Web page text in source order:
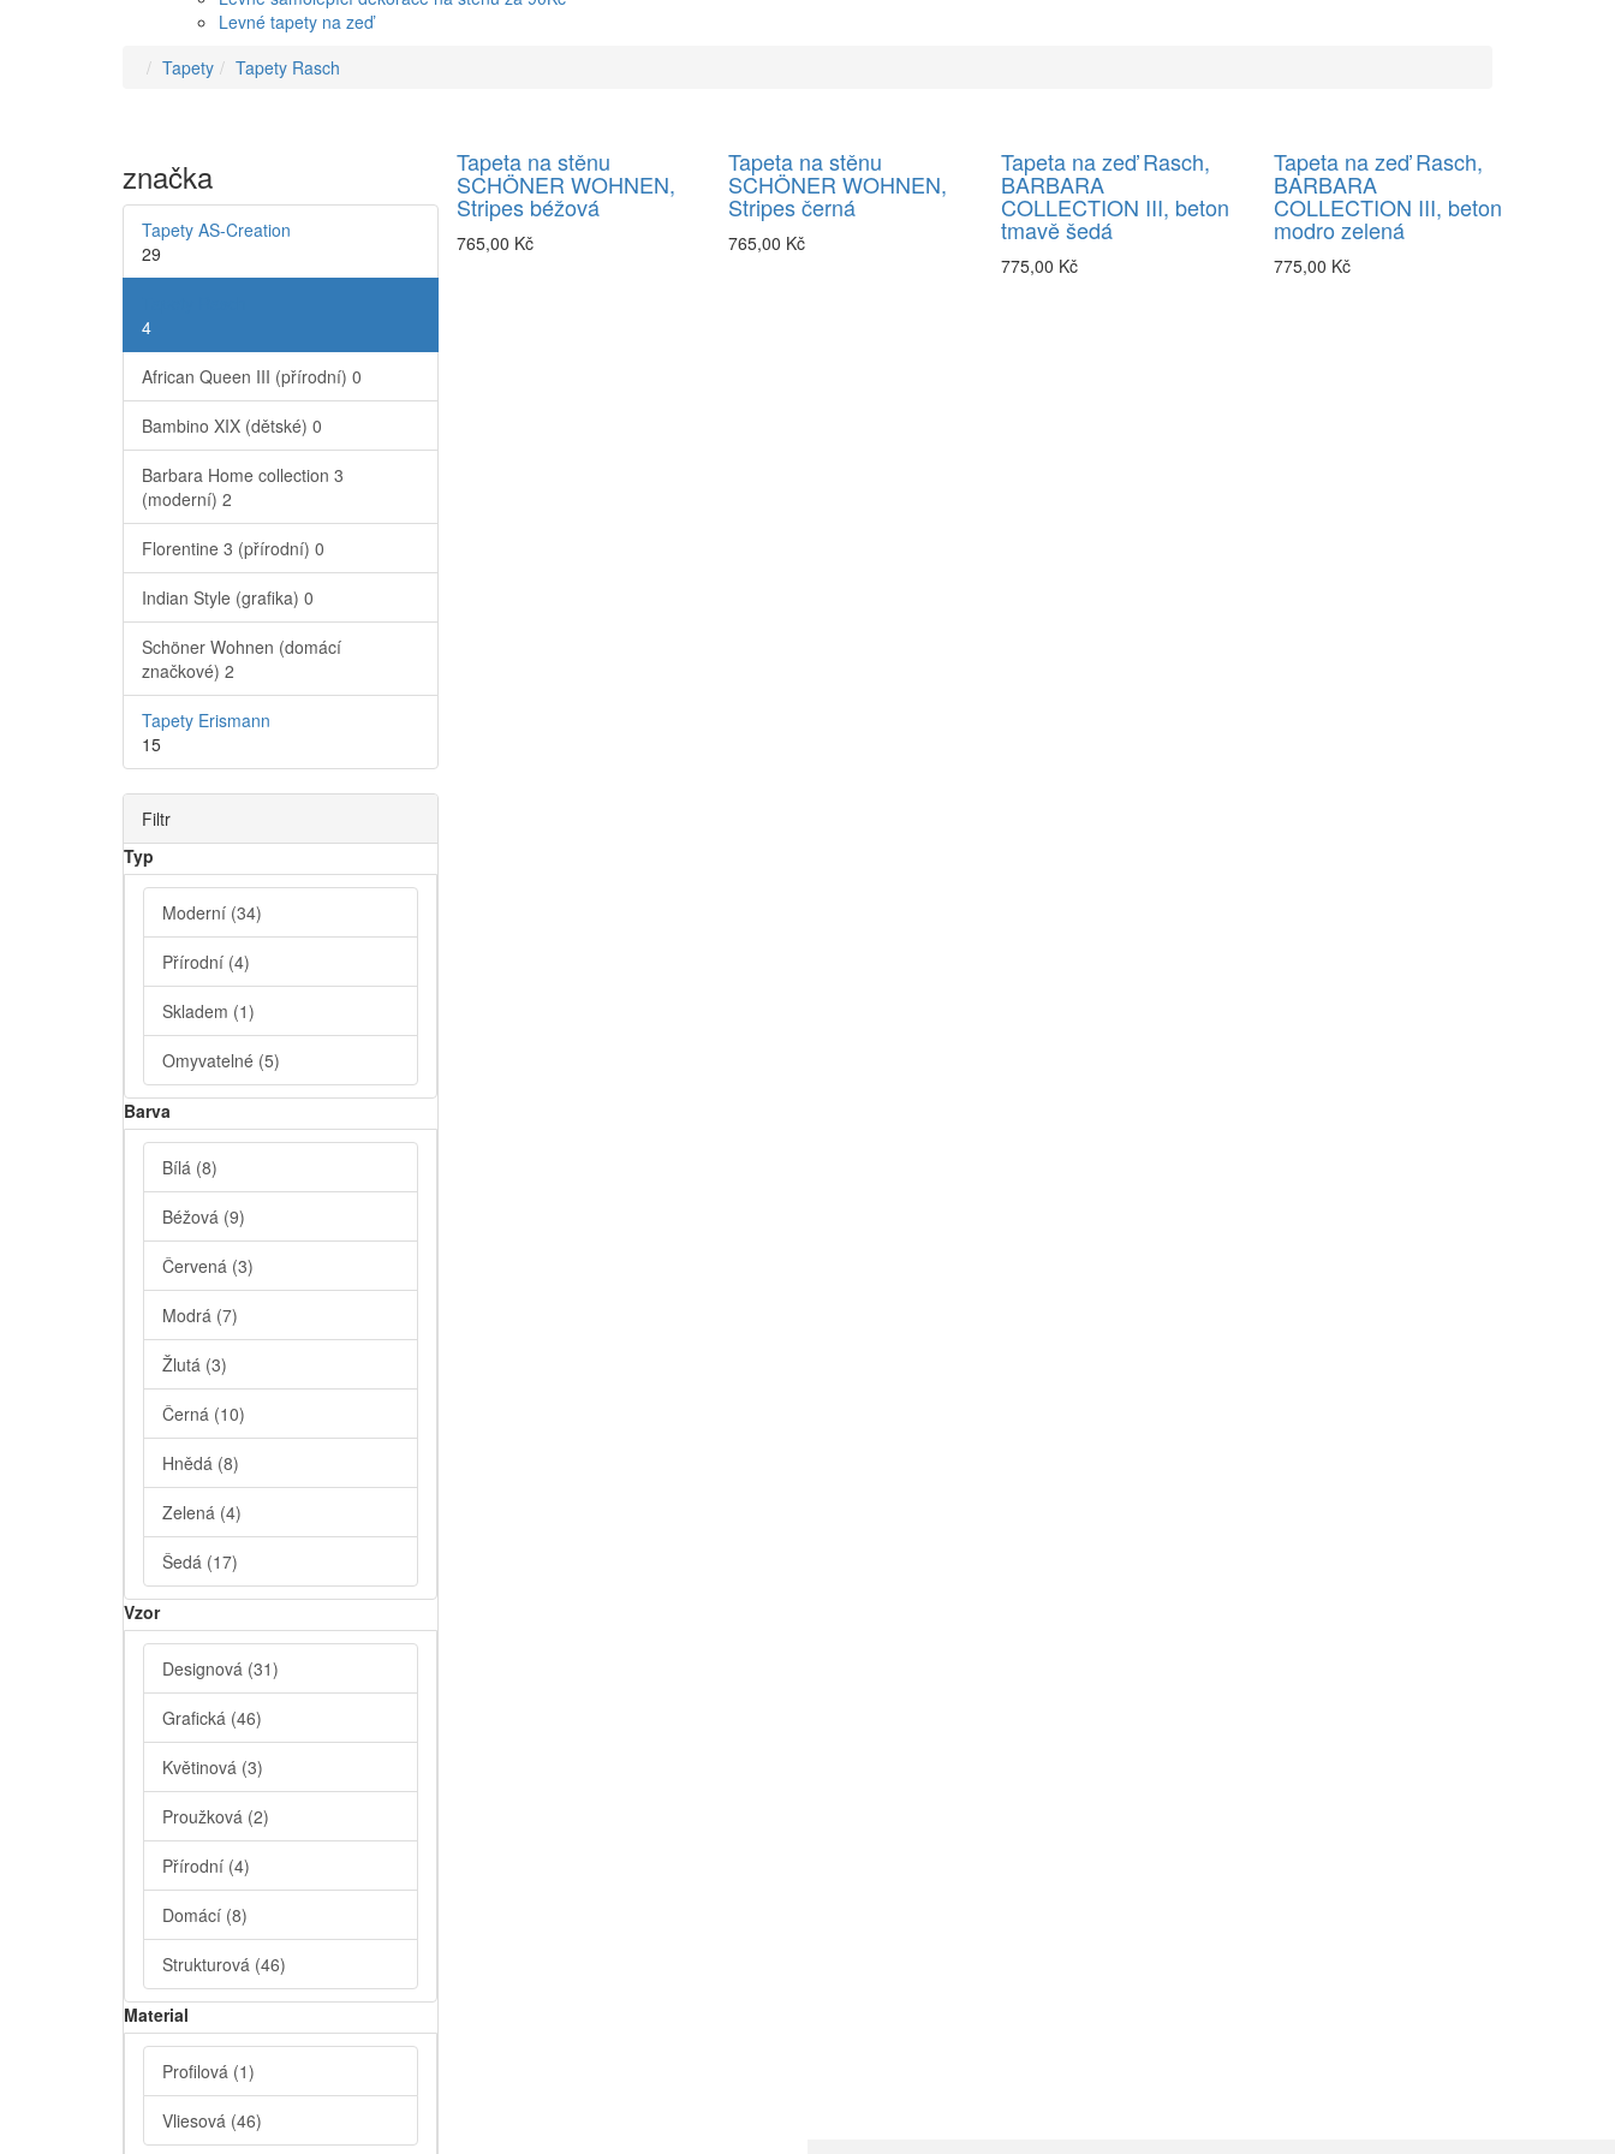
Levné tapety na zeď
Tapety
Tapety Rasch
značka
Tapety AS-Creation
29
4
African Queen III (přírodní) 0
Bambino XIX (dětské) 0
Barbara Home collection 3
(moderní) 2
Florentine 3 (přírodní) 0
Indian Style (grafika) 0
Schöner Wohnen (domácí
značkové) 2
Tapety Erismann
15
Filtr
Typ
Moderní (34)
Přírodní (4)
Skladem (1)
Omyvatelné (5)
Barva
Bílá (8)
Béžová (9)
Červená (3)
Modrá (7)
Žlutá (3)
Černá (10)
Hnědá (8)
Zelená (4)
Šedá (17)
Vzor
Designová (31)
Grafická (46)
Květinová (3)
Proužková (2)
Přírodní (4)
Domácí (8)
Strukturová (46)
Material
Profilová (1)
Vliesová (46)
Tapeta na stěnu
SCHÖNER WOHNEN,
Stripes béžová
765,00 Kč
Tapeta na stěnu
SCHÖNER WOHNEN,
Stripes černá
765,00 Kč
Tapeta na zeď Rasch,
BARBARA
COLLECTION III, beton
tmavě šedá
775,00 Kč
Tapeta na zeď Rasch,
BARBARA
COLLECTION III, beton
modro zelená
775,00 Kč